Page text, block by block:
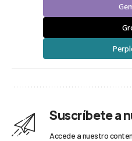
Suscríbete a
Accede a nuestro